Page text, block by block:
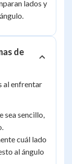
lados y
de
al enfrentar
sea sencillo,
cuál lado
al ángulo